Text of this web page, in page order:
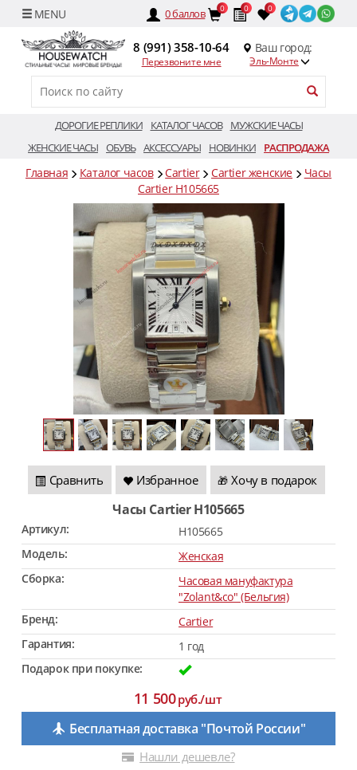
0баллов 0 0 0
8 (991) 358-10-64
Перезвоните мне
Ваш город:
Эль-Монте
ДОРОГИЕ РЕПЛИКИ КАТАЛОГ ЧАСОВ
МУЖСКИЕ ЧАСЫ
ЖЕНСКИЕ ЧАСЫ ОБУВЬ АКСЕССУАРЫ НОВИНКИ РАСПРОДАЖА
Главная Каталог часов Cartier Cartier женские
Часы
Саrtier H105665
Сравнить Избранное 🎁 Хочу в подарок
Часы Саrtier H105665
Артикул:
H105665
Модель:
Женская
Сборка:
Часовая мануфактура
"Zolant&co" (Бельгия)
Бренд:
Саrtier
Гарантия:
1 год
Подарок при покупке:
11 500руб./шт
Бесплатная доставка "Почтой России"
Нашли дешевле?